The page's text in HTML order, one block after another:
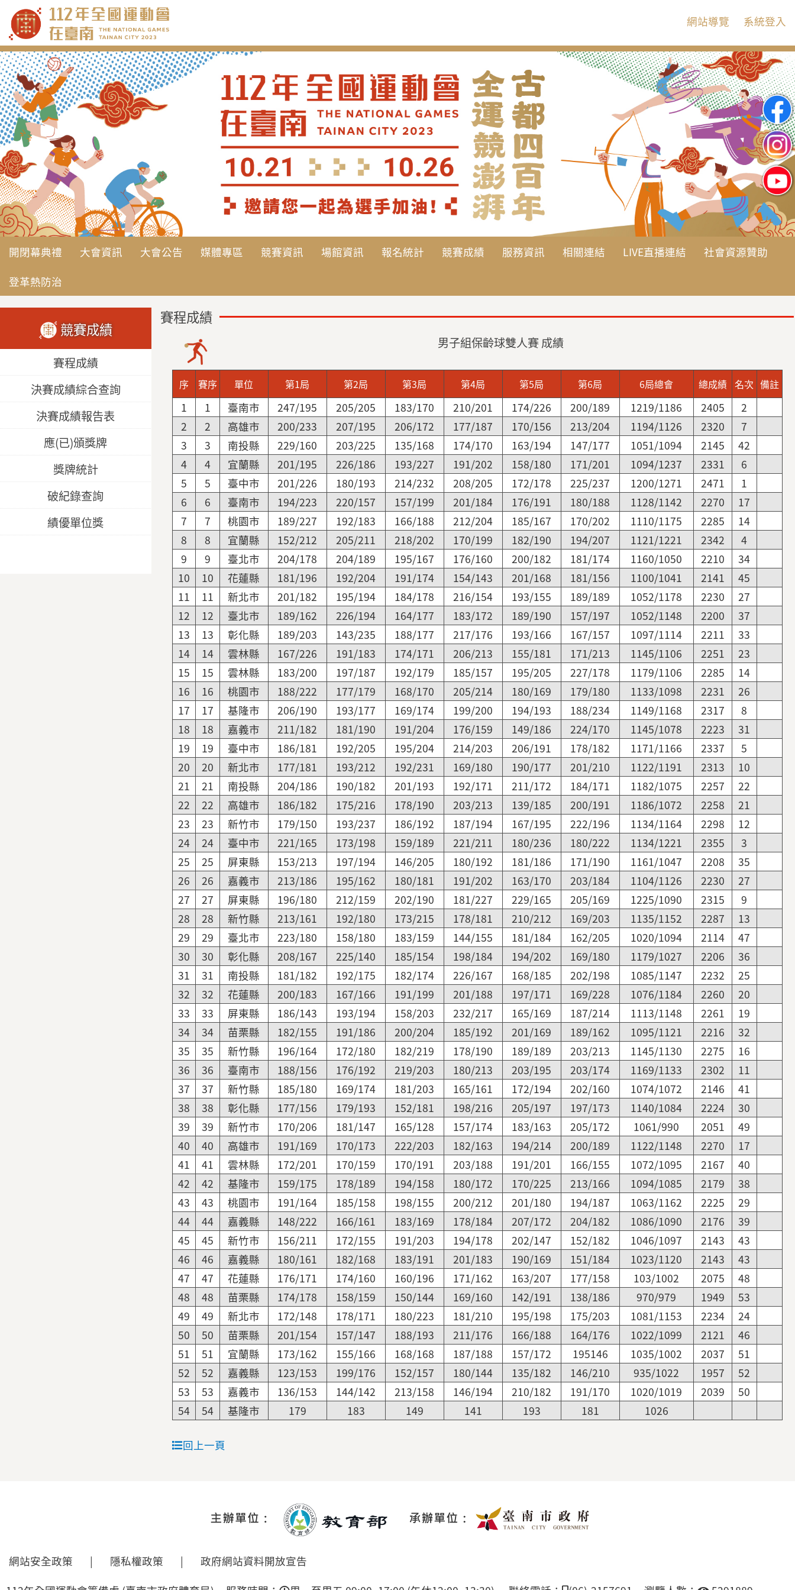
要
內
容
網站導覽 系統登入
開閉幕典禮 大會資訊 大會公告 媒體專區 競賽資訊 場館資訊 報名統計 競賽成績 服務資訊 相關連結 LIVE直播連結
社會資源贊助
登革熱防治
競賽成績
賽程成績
決賽成績綜合查詢
決賽成績報告表
應(已)頒獎牌
獎牌統計
破紀錄查詢
績優單位獎
賽程成績
男子組保齡球雙人賽 成績
序 賽序 單位 第1局 第2局 第3局 第4局 第5局 第6局 6局總會 總成績 名次 備註
1 1 臺南市 247/195 205/205 183/170 210/201 174/226 200/189 1219/1186 2405
2
2
2 高雄市 200/233 207/195 206/172 177/187 170/156 213/204 1194/1126 2320
7
3
3 南投縣 229/160 203/225 135/168 174/170 163/194 147/177 1051/1094 2145
42
4
4 宜蘭縣 201/195 226/186 193/227 191/202 158/180 171/201 1094/1237 2331
6
5
5 臺中市 201/226 180/193 214/232 208/205 172/178 225/237 1200/1271 2471
1
6
6 臺南市 194/223 220/157 157/199 201/184 176/191 180/188 1128/1142 2270
17
7
7 桃園市 189/227 192/183 166/188 212/204 185/167 170/202 1110/1175 2285
14
8
8 宜蘭縣 152/212 205/211 218/202 170/199 182/190 194/207 1121/1221 2342
4
9
9 臺北市 204/178 204/189 195/167 176/160 200/182 181/174 1160/1050 2210
34
10
10 花蓮縣 181/196 192/204 191/174 154/143 201/168 181/156 1100/1041 2141
45
11
11 新北市 201/182 195/194 184/178 216/154 193/155 189/189 1052/1178 2230
27
12
12 臺北市 189/162 226/194 164/177 183/172 189/190 157/197 1052/1148 2200
37
13
13 彰化縣 189/203 143/235 188/177 217/176 193/166 167/157 1097/1114 2211
33
14
14 雲林縣 167/226 191/183 174/171 206/213 155/181 171/213 1145/1106 2251
23
15
15 雲林縣 183/200 197/187 192/179 185/157 195/205 227/178 1179/1106 2285
14
16
16 桃園市 188/222 177/179 168/170 205/214 180/169 179/180 1133/1098 2231
26
17
17 基隆市 206/190 193/177 169/174 199/200 194/193 188/234 1149/1168 2317
8
18
18 嘉義市 211/182 181/190 191/204 176/159 149/186 224/170 1145/1078 2223
31
19
19 臺中市 186/181 192/205 195/204 214/203 206/191 178/182 1171/1166 2337
5
20
20 新北市 177/181 193/212 192/231 169/180 190/177 201/210 1122/1191 2313
10
21
21 南投縣 204/186 190/182 201/193 192/171 211/172 184/171 1182/1075 2257
22
22
22 高雄市 186/182 175/216 178/190 203/213 139/185 200/191 1186/1072 2258
21
23
23 新竹市 179/150 193/237 186/192 187/194 167/195 222/196 1134/1164 2298
12
24
24 臺中市 221/165 173/198 159/189 221/211 180/236 180/222 1134/1221 2355
3
25
25 屏東縣 153/213 197/194 146/205 180/192 181/186 171/190 1161/1047 2208
35
26
26 嘉義市 213/186 195/162 180/181 191/202 163/170 203/184 1104/1126 2230
27
27
27 屏東縣 196/180 212/159 202/190 181/227 229/165 205/169 1225/1090 2315
9
28
28 新竹縣 213/161 192/180 173/215 178/181 210/212 169/203 1135/1152 2287
13
29
29 臺北市 223/180 158/180 183/159 144/155 181/184 162/205 1020/1094 2114
47
30
30 彰化縣 208/167 225/140 185/154 198/184 194/202 169/180 1179/1027 2206
36
31
31 南投縣 181/182 192/175 182/174 226/167 168/185 202/198 1085/1147 2232
25
32
32 花蓮縣 200/183 167/166 191/199 201/188 197/171 169/228 1076/1184 2260
20
33
33 屏東縣 186/143 193/194 158/203 232/217 165/169 187/214 1113/1148 2261
19
34
34 苗栗縣 182/155 191/186 200/204 185/192 201/169 189/162 1095/1121 2216
32
35
35 新竹縣 196/164 172/180 182/219 178/190 189/189 203/213 1145/1130 2275
16
36
36 臺南市 188/156 176/192 219/203 180/213 203/195 203/174 1169/1133 2302
11
37
37 新竹縣 185/180 169/174 181/203 165/161 172/194 202/160 1074/1072 2146
41
38
38 彰化縣 177/156 179/193 152/181 198/216 205/197 197/173 1140/1084 2224
30
39
39 新竹市 170/206 181/147 165/128 157/174 183/163 205/172 1061/990 2051
49
40
40 高雄市 191/169 170/173 222/203 182/163 194/214 200/189 1122/1148 2270
17
41
41 雲林縣 172/201 170/159 170/191 203/188 191/201 166/155 1072/1095 2167
40
42
42 基隆市 159/175 178/189 194/158 180/172 170/225 213/166 1094/1085 2179
38
43
43 桃園市 191/164 185/158 198/155 200/212 201/180 194/187 1063/1162 2225
29
44
44 嘉義縣 148/222 166/161 183/169 178/184 207/172 204/182 1086/1090 2176
39
45
45 新竹市 156/211 172/155 191/203 194/178 202/147 152/182 1046/1097 2143
43
46
46 嘉義縣 180/161 182/168 183/191 201/183 190/169 151/184 1023/1120 2143
43
47
47 花蓮縣 176/171 174/160 160/196 171/162 163/207 177/158 103/1002 2075
48
48
48 苗栗縣 174/178 158/159 150/144 169/160 142/191 138/186 970/979 1949
53
49
49 新北市 172/148 178/171 180/223 181/210 195/198 175/203 1081/1153 2234
24
50
50 苗栗縣 201/154 157/147 188/193 211/176 166/188 164/176 1022/1099 2121
46
51
51 宜蘭縣 173/162 155/166 168/168 187/188 157/172 195146 1035/1002 2037
51
52
52 嘉義縣 123/153 199/176 152/157 180/144 135/182 146/210 935/1022 1957
52
53
53 嘉義市 136/153 144/142 213/158 146/194 210/182 191/170 1020/1019 2039
50
54
54 基隆市 179 183 149 141 193 181 1026
回上一頁
網站安全政策 | 隱私權政策 |
政府網站資料開放宣告